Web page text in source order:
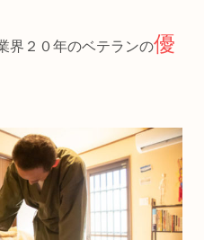
界２０年のベテランの優